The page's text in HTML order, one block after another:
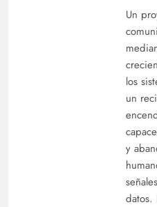
Un
los
un
y